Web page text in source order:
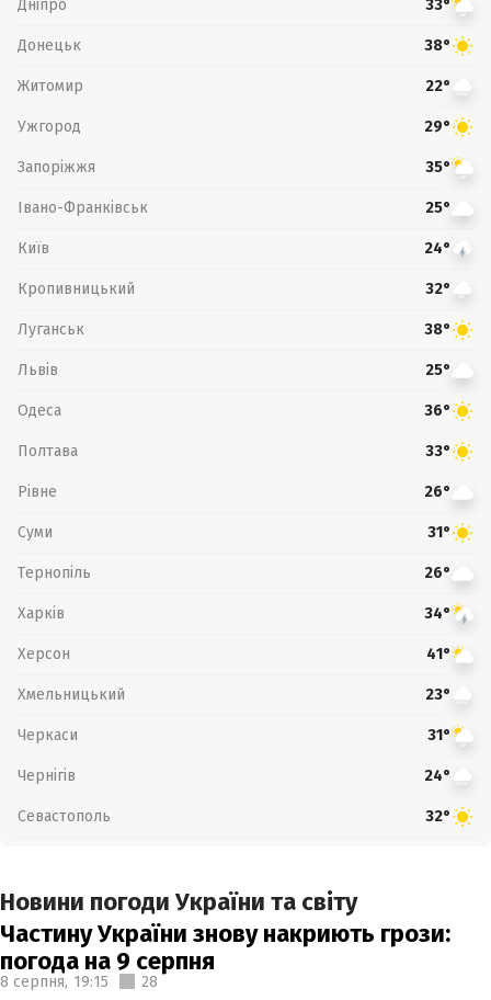
Дніпро 33°
Донецьк 38°
Житомир 22°
Ужгород 29°
Запоріжжя 35°
Івано-Франківськ 25°
Київ 24°
Кропивницький 32°
Луганськ 38°
Львів 25°
Одеса 36°
Полтава 33°
Рівне 26°
Суми 31°
Тернопіль 26°
Харків 34°
Херсон 41°
Хмельницький 23°
Черкаси 31°
Чернігів 24°
Севастополь 32°
Новини погоди України та світу
Частину України знову накриють грози:
погода на 9 серпня
8 серпня, 19:15 28